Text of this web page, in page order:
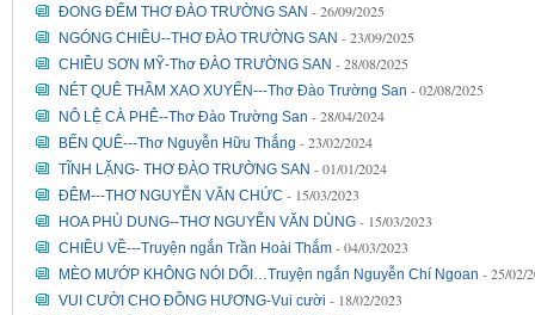
ĐONG ĐẾM THƠ ĐÀO TRƯỜNG SAN - 26/09/2025
NGÓNG CHIỀU--THƠ ĐÀO TRƯỜNG SAN - 23/09/2025
CHIỀU SƠN MỸ-Thơ ĐÀO TRƯỜNG SAN - 28/08/2025
NÉT QUÊ THẦM XAO XUYẾN---Thơ Đào Trường San - 02/08/2025
NÔ LỆ CÀ PHÊ--Thơ Đào Trường San - 28/04/2024
BẾN QUÊ---Thơ Nguyễn Hữu Thắng - 23/02/2024
TĨNH LẶNG- THƠ ĐÀO TRƯỜNG SAN - 01/01/2024
ĐÊM---THƠ NGUYỄN VĂN CHỨC - 15/03/2023
HOA PHÙ DUNG--THƠ NGUYỄN VĂN DÙNG - 15/03/2023
CHIỀU VỀ---Truyện ngắn Trần Hoài Thắm - 04/03/2023
MÈO MƯỚP KHÔNG NÓI DỐI…Truyện ngắn Nguyễn Chí Ngoan - 25/02/
VUI CƯỜI CHO ĐỒNG HƯƠNG-Vui cười - 18/02/2023